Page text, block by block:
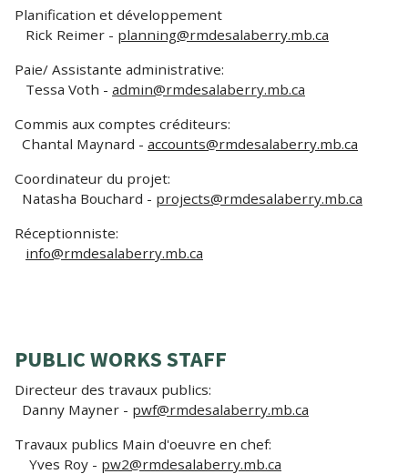
Planification et développement
Rick Reimer - planning@rmdesalaberry.mb.ca
Paie/ Assistante administrative:
Tessa Voth - admin@rmdesalaberry.mb.ca
Commis aux comptes créditeurs:
Chantal Maynard - accounts@rmdesalaberry.mb.ca
Coordinateur du projet:
Natasha Bouchard - projects@rmdesalaberry.mb.ca
Réceptionniste:
info@rmdesalaberry.mb.ca
PUBLIC WORKS STAFF
Directeur des travaux publics:
Danny Mayner - pwf@rmdesalaberry.mb.ca
Travaux publics Main d'oeuvre en chef:
Yves Roy - pw2@rmdesalaberry.mb.ca